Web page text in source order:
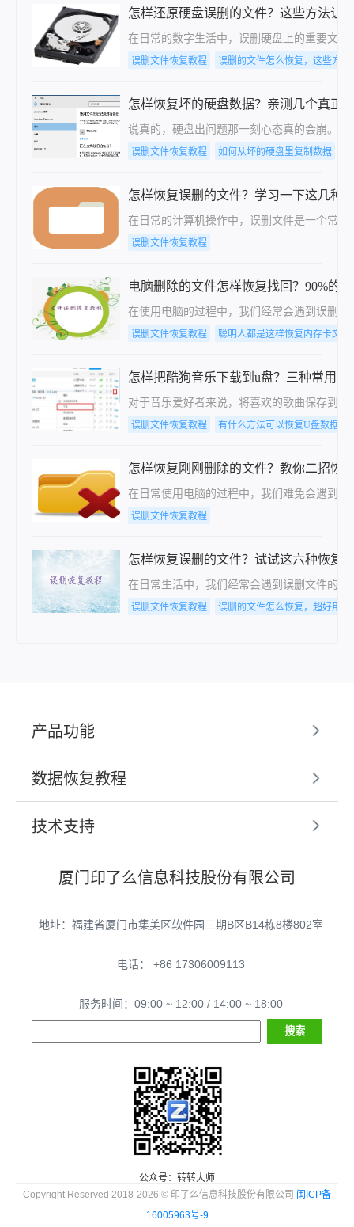
怎样还原硬盘误删的文件？这些方法让
在日常的数字生活中，误删硬盘上的重要文
误删文件恢复教程 误删的文件怎么恢复，这些方法
怎样恢复坏的硬盘数据？亲测几个真正
说真的，硬盘出问题那一刻心态真的会崩。
误删文件恢复教程 如何从坏的硬盘里复制数据
怎样恢复误删的文件？学习一下这几种
在日常的计算机操作中，误删文件是一个常
误删文件恢复教程
电脑删除的文件怎样恢复找回？90%的
在使用电脑的过程中，我们经常会遇到误删
误删文件恢复教程 聪明人都是这样恢复内存卡文件
怎样把酷狗音乐下载到u盘？三种常用方
对于音乐爱好者来说，将喜欢的歌曲保存到U
误删文件恢复教程 有什么方法可以恢复U盘数据，
怎样恢复刚刚删除的文件？教你二招恢
在日常使用电脑的过程中，我们难免会遇到
误删文件恢复教程
怎样恢复误删的文件？试试这六种恢复
在日常生活中，我们经常会遇到误删文件的
误删文件恢复教程 误删的文件怎么恢复，超好用的
产品功能
数据恢复教程
技术支持
厦门印了么信息科技股份有限公司
地址：福建省厦门市集美区软件园三期B区B14栋8楼802室
电话： +86 17306009113
服务时间：09:00 ~ 12:00 / 14:00 ~ 18:00
公众号：转转大师
Copyright Reserved 2018-2026 © 印了么信息科技股份有限公司 闽ICP备
16005963号-9